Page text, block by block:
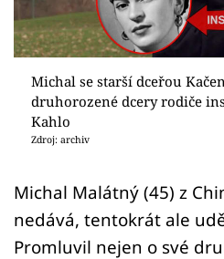
Videa
Sledujte prima+
Přihlášení
Sledujte nás
Michal se starší dceřou
druhorozené dcery rodiče
Kahlo
Zdroj: archiv
Michal Malátný (45) z
nedává, tentokrát ale
Promluvil nejen o své